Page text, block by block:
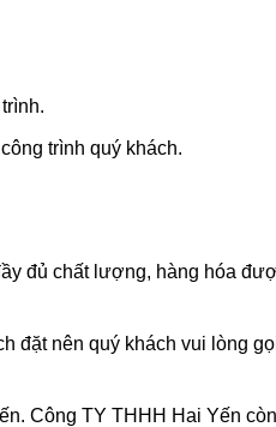
trình quý khách.
đủ chất lượng, hàng hóa
đặt nên quý khách vui lòng
Công TY THHH Hai Yến